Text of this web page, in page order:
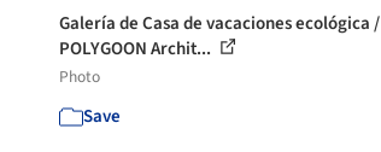
Galería de Casa de vacaciones ecológica /
POLYGOON Archit...
Photo
Save